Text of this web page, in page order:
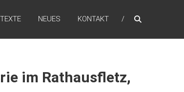
TEXTE NEUES KONTAKT
im Rathausfletz,